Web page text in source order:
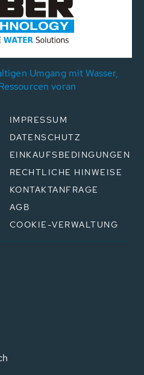
Umgang mit Wasser,
voran
IMPRESSUM
DATENSCHUTZ
EINKAUFSBEDINGUNGEN
RECHTLICHE HINWEISE
KONTAKTANFRAGE
AGB
COOKIE-VERWALTUNG